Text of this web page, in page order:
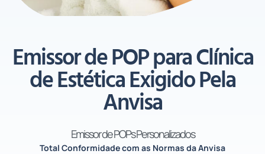
Emissor de POP para Clínica
de Estética Exigido Pela
Anvisa
Emissor de POPs Personalizados
Total Conformidade com as Normas da Anvisa